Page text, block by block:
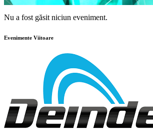
Nu a fost găsit niciun eveniment.
Evenimente Viitoare